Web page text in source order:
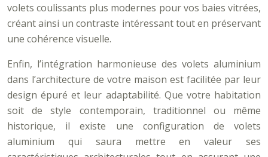
volets coulissants plus modernes pour vos baies vitrées,
créant ainsi un contraste intéressant tout en préservant
une cohérence visuelle.
Enfin, l’intégration harmonieuse des volets aluminium
dans l’architecture de votre maison est facilitée par leur
design épuré et leur adaptabilité. Que votre habitation
soit de style contemporain, traditionnel ou même
historique, il existe une configuration de volets
aluminium qui saura mettre en valeur ses